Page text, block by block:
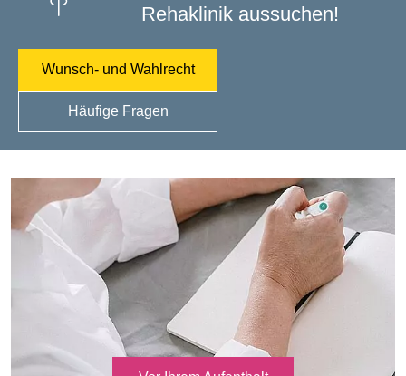
Rehaklinik aussuchen!
Wunsch- und Wahlrecht
Häufige Fragen